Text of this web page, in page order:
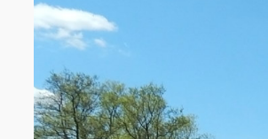
захоронения и курганы вятичей
(Ясенево, Знаменское-Садки, Узкое),
комплекс.
Флора Битцевского леса и его
Ведущая роль принадлежит
– 28 видов.
В Битцевском лесу, несмотря на его
сохранились редкие или особо
незабудка лесная, колокольчики